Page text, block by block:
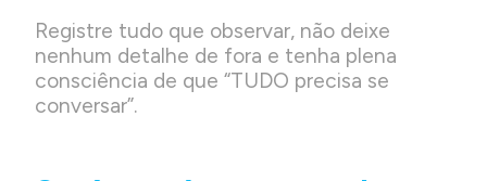
Registre tudo que observar, não deixe
nenhum detalhe de fora e tenha plena
consciência de que “TUDO precisa se
conversar”.